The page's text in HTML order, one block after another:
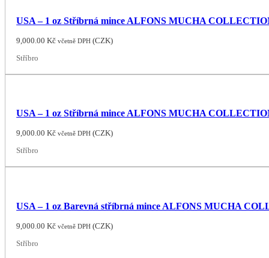
USA – 1 oz Stříbrná mince ALFONS MUCHA
9,000.00Kč včetně DPH (CZK)
Stříbro
USA – 1 oz Stříbrná mince ALFONS MUCHA
9,000.00Kč včetně DPH (CZK)
Stříbro
USA – 1 oz Barevná stříbrná mince ALFONS MUCHA
9,000.00Kč včetně DPH (CZK)
Stříbro